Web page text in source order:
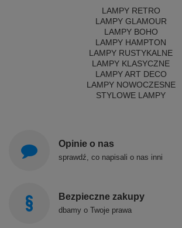
LAMPY RETRO
LAMPY GLAMOUR
LAMPY BOHO
LAMPY HAMPTON
LAMPY RUSTYKALNE
LAMPY KLASYCZNE
LAMPY ART DECO
LAMPY NOWOCZESNE
STYLOWE LAMPY
Opinie o nas
sprawdź, co napisali o nas inni
Bezpieczne zakupy
dbamy o Twoje prawa